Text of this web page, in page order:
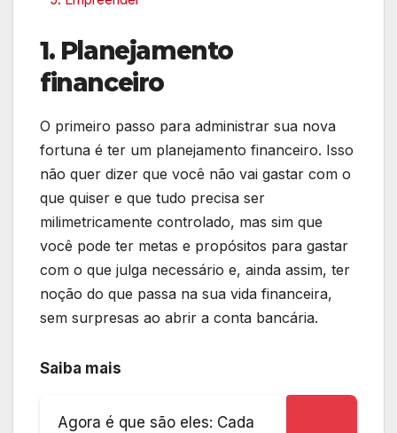
1. Planejamento
financeiro
O primeiro passo para administrar sua nova
fortuna é ter um planejamento financeiro. Isso
não quer dizer que você não vai gastar com o
que quiser e que tudo precisa ser
milimetricamente controlado, mas sim que
você pode ter metas e propósitos para gastar
com o que julga necessário e, ainda assim, ter
noção do que passa na sua vida financeira,
sem surpresas ao abrir a conta bancária.
Saiba mais
Agora é que são eles: Cada